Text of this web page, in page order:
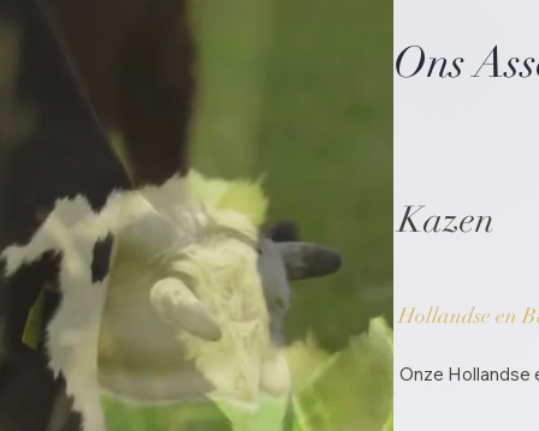
Ons
Kazen
Hollandse en
Onze Hollandse